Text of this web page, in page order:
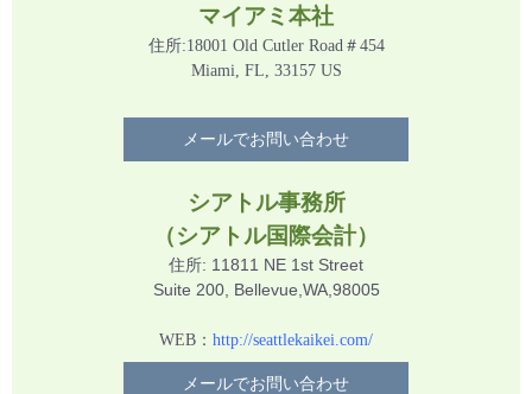
マイアミ本社
住所:18001 Old Cutler Road＃454
Miami, FL, 33157 US
メールでお問い合わせ
シアトル事務所
（シアトル国際会計）
住所: 11811 NE 1st Street
Suite 200, Bellevue,WA,98005
WEB： http://seattlekaikei.com/
メールでお問い合わせ